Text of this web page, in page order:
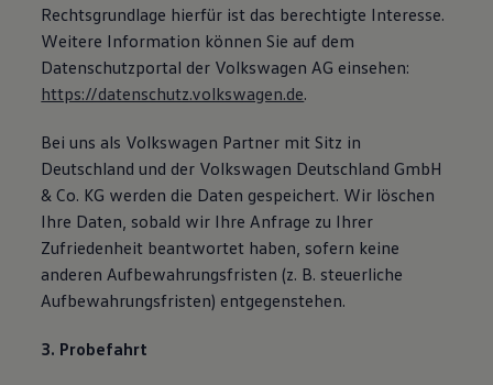
Rechtsgrundlage hierfür ist das berechtigte Interesse.
Weitere Information können Sie auf dem
Datenschutzportal der Volkswagen AG einsehen:
https://datenschutz.volkswagen.de.
Bei uns als Volkswagen Partner mit Sitz in
Deutschland und der Volkswagen Deutschland GmbH
& Co. KG werden die Daten gespeichert. Wir löschen
Ihre Daten, sobald wir Ihre Anfrage zu Ihrer
Zufriedenheit beantwortet haben, sofern keine
anderen Aufbewahrungsfristen (z. B. steuerliche
Aufbewahrungsfristen) entgegenstehen.
3. Probefahrt